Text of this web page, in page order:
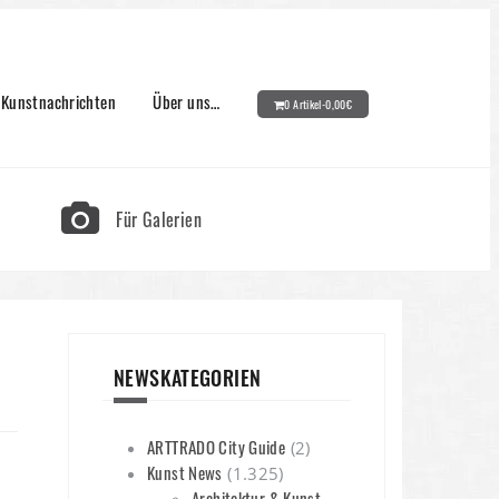
Kunstnachrichten Über uns… 0 Artikel-0,00€
Für Galerien
NEWSKATEGORIEN
ARTTRADO City Guide (2)
Kunst News (1.325)